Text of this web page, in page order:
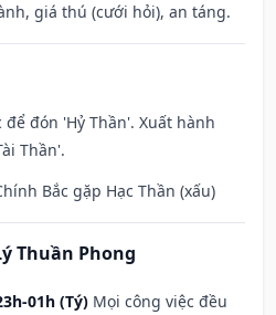
giá thú (cưới hỏi), an táng.
đón 'Hỷ Thần'. Xuất hành
Thần'.
Bắc gặp Hạc Thần (xấu)
Thuần Phong
01h (Tý) Mọi công việc đều